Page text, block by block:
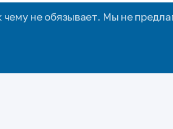
чему не обязывает. Мы не